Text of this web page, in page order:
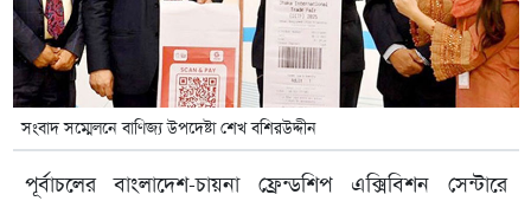
সংবাদ সম্মেলনে বাণিজ্য উপদেষ্টা শেখ বশিরউদ্দীন
পূর্বাচলের বাংলাদেশ-চায়না ফ্রেন্ডশিপ এক্সিবিশন সেন্টারে